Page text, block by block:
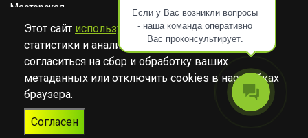
Если у Вас возникли вопросы
- наша команда оперативно
Вас проконсультирует.
Мастерская
Сотрудничество
АВИТО
TELEGRAM
YOUTUBE
© Музыкальный магазин Muzik Room, 2023-2026
Этот сайт использует cookies для сбора
статистики и анализа работы сайта. Просим
согласиться на сбор и обработку ваших
метаданных или отключить cookies в настройках
браузера.
Согласен